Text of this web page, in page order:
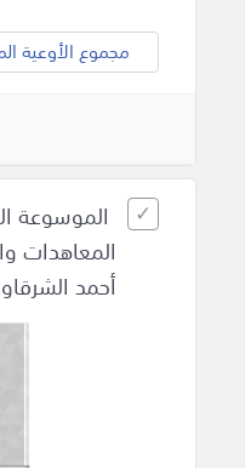
مجموع الأوعية
الموسوعة
المعاهدات
أحمد